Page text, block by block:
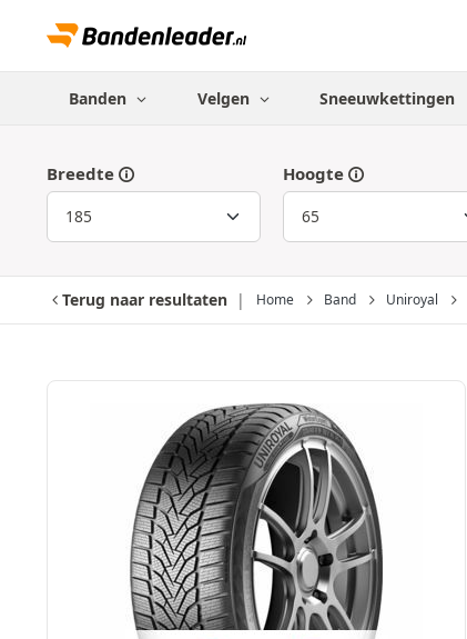
Banden Velgen Sneeuwkettingen
Breedte Hoogte
Terug naar resultaten Home Band Uniroyal